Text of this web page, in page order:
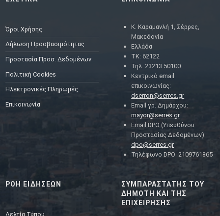
Όροι Χρήσης
Δήλωση Προσβασιμότητας
Προστασία Προσ. Δεδομένων
Πολιτική Cookies
Ηλεκτρονικές Πληρωμές
Επικοινωνία
Κ. Καραμανλή 1, Σέρρες,
Μακεδονία
Ελλάδα
ΤΚ: 62122
Τηλ. 23213 50100
Κεντρικό email
επικοινωνίας:
dserron@serres.gr
Email γρ. Δημάρχου:
mayor@serres.gr
Email DPO (Υπευθύνου
Προστασίας Δεδομένων):
dpo@serres.gr
Τηλέφωνο DPO: 2109761865
ΡΟΗ ΕΙΔΗΣΕΩΝ
Δελτία Τύπου
ΣΥΜΠΑΡΑΣΤΑΤΗΣ ΤΟΥ
ΔΗΜΟΤΗ ΚΑΙ ΤΗΣ
ΕΠΙΧΕΙΡΗΣΗΣ